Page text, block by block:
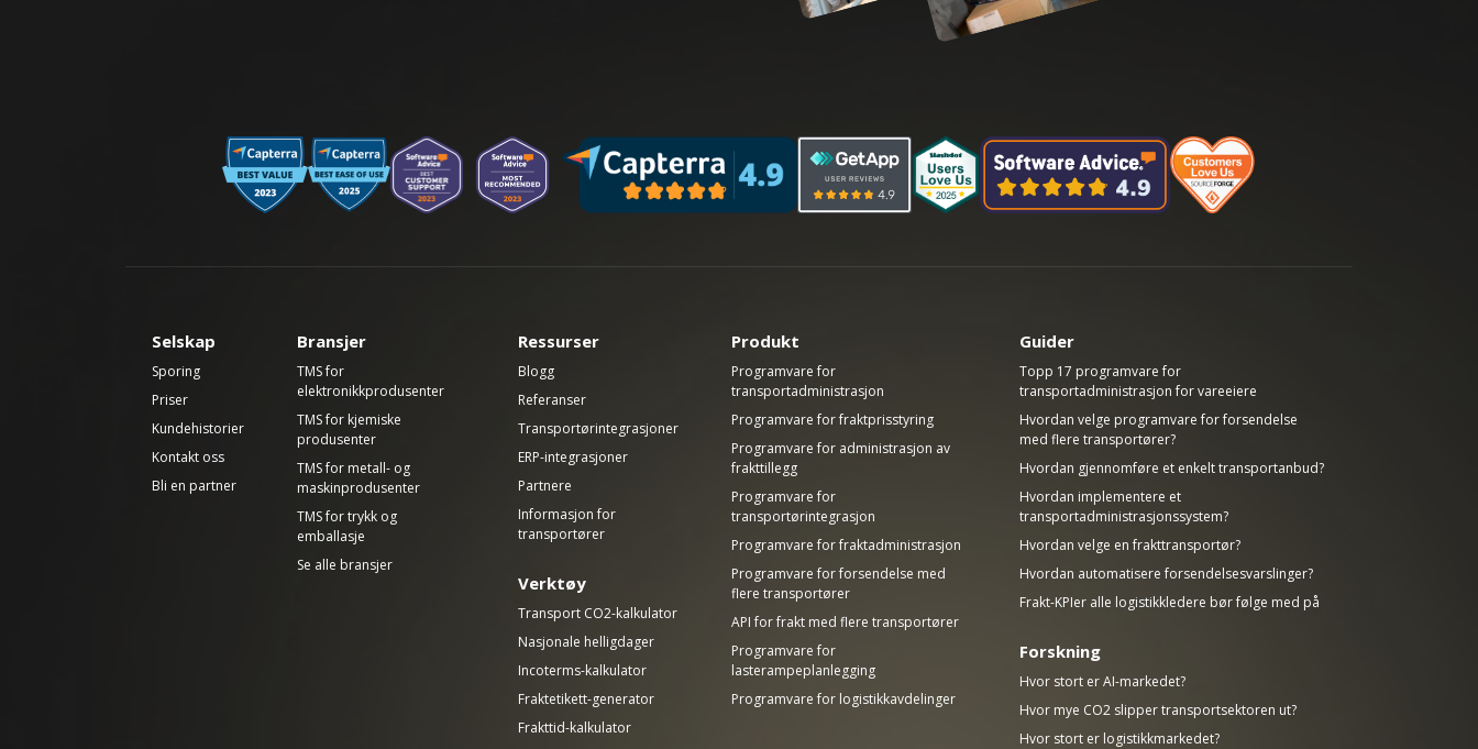
Selskap
Sporing
Priser
Kundehistorier
Kontakt oss
Bli en partner
Bransjer
TMS for
elektronikkprodusenter
TMS for kjemiske
produsenter
TMS for metall- og
maskinprodusenter
TMS for trykk og
emballasje
Se alle bransjer
Ressurser
Blogg
Referanser
Transportørintegrasjoner
ERP-integrasjoner
Partnere
Informasjon for
transportører
Verktøy
Transport CO2-kalkulator
Nasjonale helligdager
Incoterms-kalkulator
Fraktetikett-generator
Frakttid-kalkulator
Produkt
Programvare for
transportadministrasjon
Programvare for fraktprisstyring
Programvare for administrasjon av
frakttillegg
Programvare for
transportørintegrasjon
Programvare for fraktadministrasjon
Programvare for forsendelse med
flere transportører
API for frakt med flere transportører
Programvare for
lasterampeplanlegging
Programvare for logistikkavdelinger
Guider
Topp 17 programvare for
transportadministrasjon for vareeiere
Hvordan velge programvare for forsendelse
med flere transportører?
Hvordan gjennomføre et enkelt transportanbud?
Hvordan implementere et
transportadministrasjonssystem?
Hvordan velge en frakttransportør?
Hvordan automatisere forsendelsesvarslinger?
Frakt-KPIer alle logistikkledere bør følge med på
Forskning
Hvor stort er AI-markedet?
Hvor mye CO2 slipper transportsektoren ut?
Hvor stort er logistikkmarkedet?